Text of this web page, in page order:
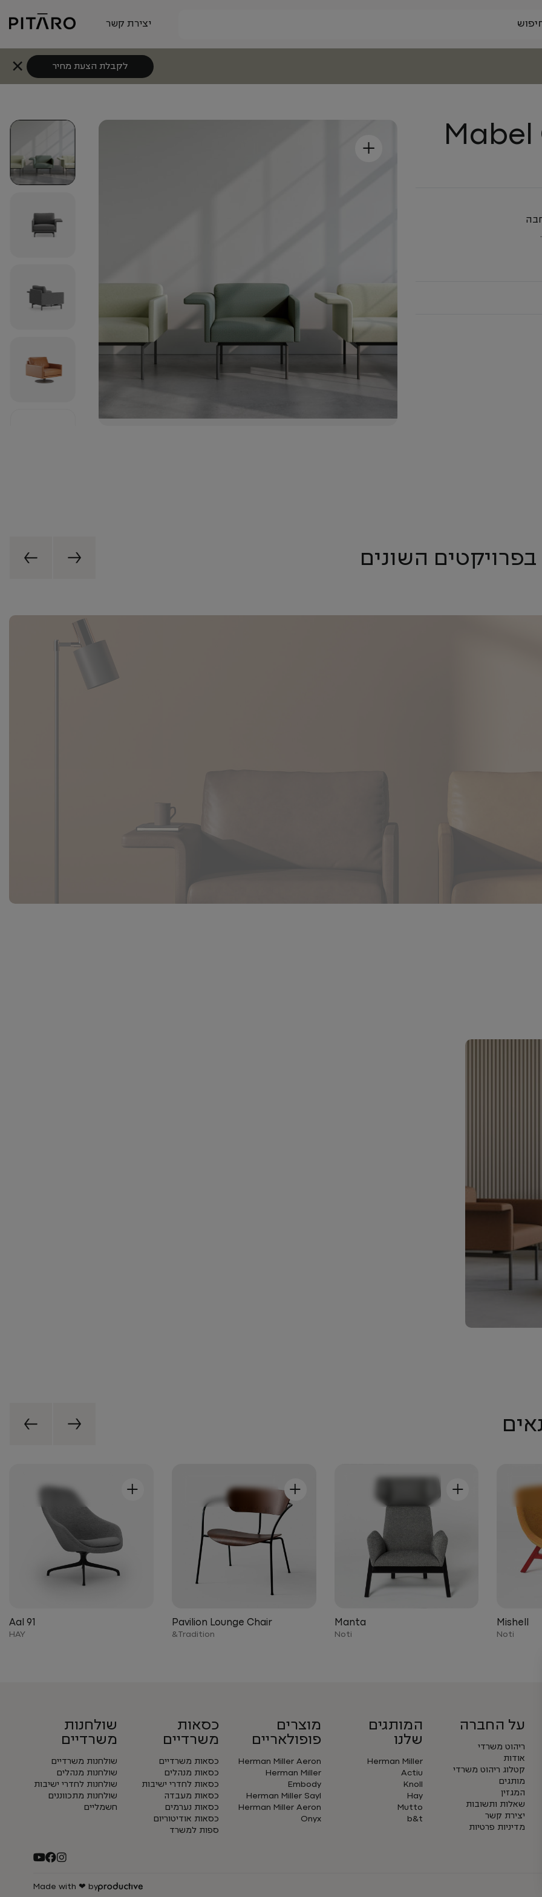
יצירת קשר
לקבלת הצעת מחיר
+
+
Mishell
Noti
+
Manta
Noti
+
Pavilion Lounge Chair
Tradition&
+
Aal 91
HAY
על החברה
ריהוט משרדי
אודות
קטלוג ריהוט משרדי
מותגים
המגזין
שאלות ותשובות
יצירת קשר
מדיניות פרטיות
המותגים
שלנו
Herman Miller
Actiu
Knoll
Hay
Mutto
b&t
מוצרים
פופולאריים
Herman Miller Aeron
Herman Miller
Embody
Herman Miller Sayl
Herman Miller Aeron
Onyx
כסאות
משרדיים
כסאות משרדיים
כסאות מנהלים
כסאות לחדרי ישיבות
כסאות מעבדה
כסאות נערמים
כסאות אודיטוריום
ספות למשרד
שולחנות
משרדיים
שולחנות משרדיים
שולחנות מנהלים
שולחנות לחדרי ישיבות
שולחנות מתכווננים
חשמליים
Made with ❤ by